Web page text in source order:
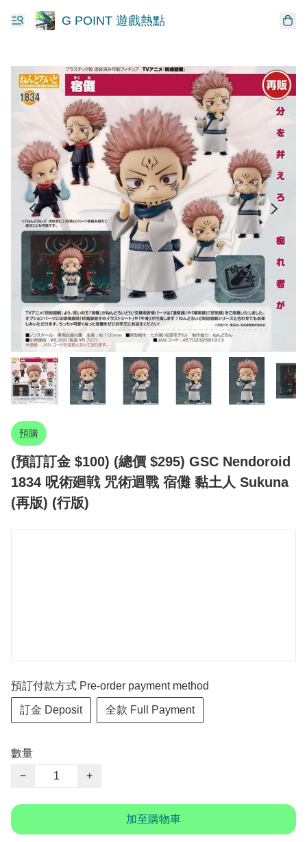
G POINT 遊戲熱點
預購
(預訂訂金 $100) (總價 $295) GSC Nendoroid
1834 呪術廻戦 咒術迴戰 宿儺 黏土人 Sukuna
(再版) (行版)
預訂付款方式 Pre-order payment method
訂金 Deposit 全款 Full Payment
數量
−
+
加至購物車